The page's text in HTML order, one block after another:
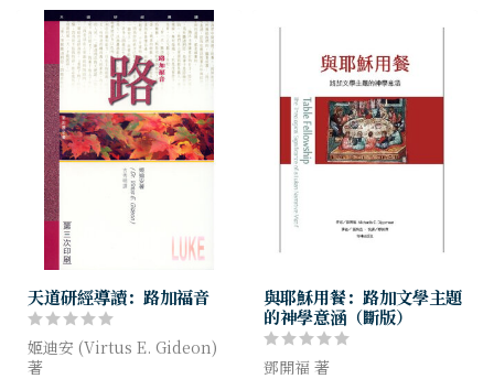
天道研經導讀：路加福音
姬迪安 (Virtus E. Gideon)
著
與耶穌用餐：路加文學主題
的神學意涵（斷版）
鄧開福 著